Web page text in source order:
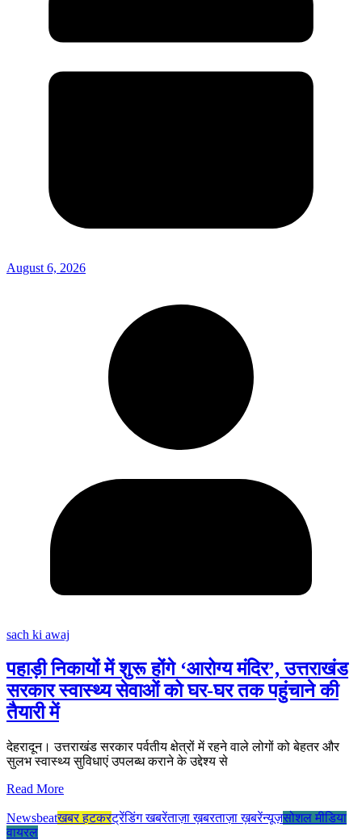
August 6, 2026
sach ki awaj
पहाड़ी निकायों में शुरू होंगे ‘आरोग्य मंदिर’, उत्तराखंड
सरकार स्वास्थ्य सेवाओं को घर-घर तक पहुंचाने की
तैयारी में
देहरादून। उत्तराखंड सरकार पर्वतीय क्षेत्रों में रहने वाले लोगों को बेहतर और
सुलभ स्वास्थ्य सुविधाएं उपलब्ध कराने के उद्देश्य से
Read More
Newsbeatखबर हटकरट्रेंडिंग खबरेंताज़ा ख़बरताज़ा ख़बरेंन्यूज़सोशल मीडिया
वायरल